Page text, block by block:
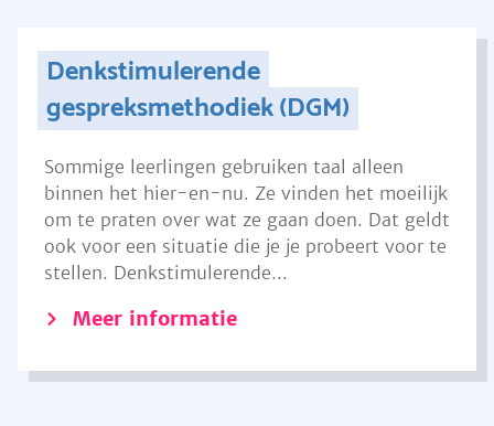
Denkstimulerende
gespreksmethodiek (DGM)
Sommige leerlingen gebruiken taal alleen
binnen het hier-en-nu. Ze vinden het moeilijk
om te praten over wat ze gaan doen. Dat geldt
ook voor een situatie die je je probeert voor te
stellen. Denkstimulerende...
Meer informatie